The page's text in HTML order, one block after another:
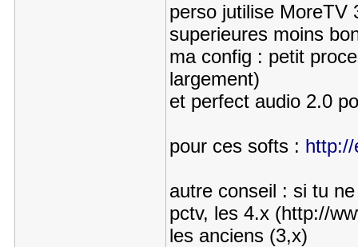
perso jutilise MoreTV
superieures moins
ma config : petit
largement)
et perfect audio 2.0
pour ces softs :
autre conseil : si tu
pctv, les 4.x (http://
les anciens (3,x)